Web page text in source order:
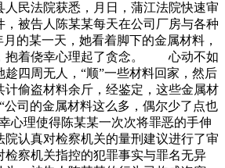
人民法院获悉，月日，蒲江法院快速审
，被告人陈某某每天在公司厂房与各种
的某一天，她看着脚下的金属材料，
抱着侥幸心理起了贪念。 心动不如
四周无人，“顺”一些材料回家，然后
计偷盗材料余斤，经鉴定，这些金属材
司的金属材料这么多，偶尔少了点也
心理使得陈某某一次次将罪恶的手伸
院认真对检察机关的量刑建议进行了审
检察机关指控的犯罪事实与罪名无异